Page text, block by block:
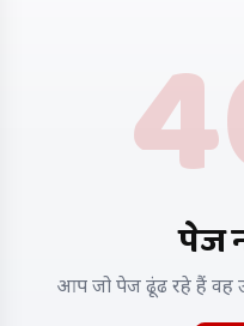
पेज
आप जो पेज ढूंढ रहे हैं वह